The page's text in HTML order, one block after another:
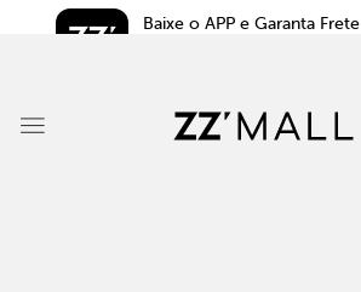
Baixe o APP e Garanta Frete